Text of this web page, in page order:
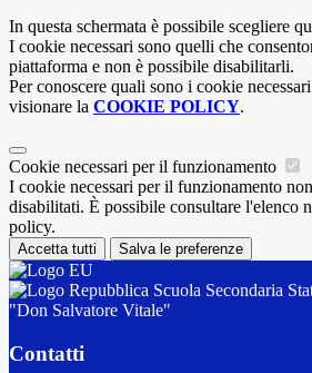
In questa schermata è possibile scegliere
I cookie necessari sono quelli che
piattaforma e non è possibile disabilitarli.
Per conoscere quali sono i cookie
visionare la COOKIE POLICY.
Cookie necessari per il funzionamento
I cookie necessari per il funzionamento
disabilitati. È possibile consultare l'elenco
policy.
Accetta tutti Salva le preferenze
Scuola Secondaria
"Don Salvatore Vitale"
Contatti